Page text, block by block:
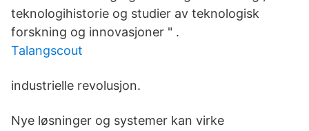
teknologihistorie og studier av teknologisk
forskning og innovasjoner " .
Talangscout
industrielle revolusjon.
Nye løsninger og systemer kan virke